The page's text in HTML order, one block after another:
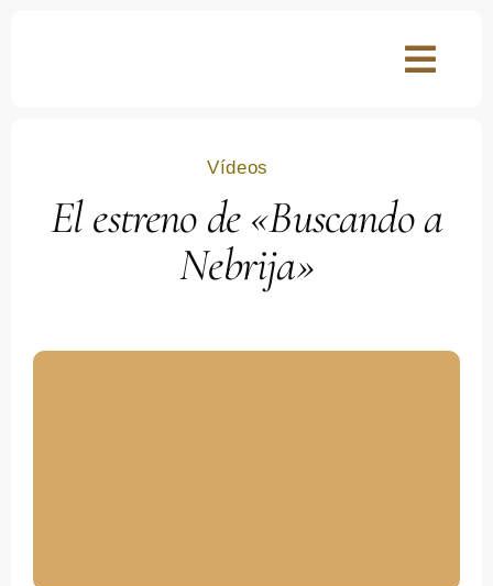
Vídeos
Vídeos
El estreno de «Buscando a
Nebrija»